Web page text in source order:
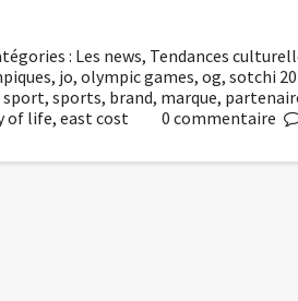
: Les news, Tendances
, jo, olympic games, og, sotchi
sport, sports, brand, marque,
of life, east cost 0 commentaire